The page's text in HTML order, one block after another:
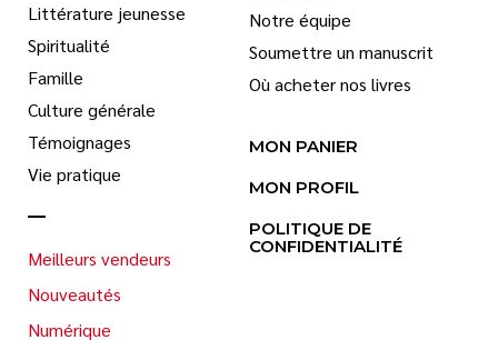
Littérature jeunesse
Spiritualité
Famille
Culture générale
Témoignages
Vie pratique
Meilleurs vendeurs
Nouveautés
Numérique
Notre équipe
Soumettre un manuscrit
Où acheter nos livres
MON PANIER
MON PROFIL
POLITIQUE DE
CONFIDENTIALITÉ